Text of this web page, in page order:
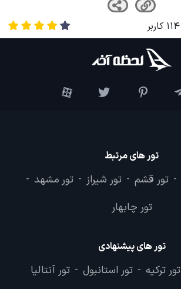
114 کاربر
تور های مرتبط
- تور قشم - تور شیراز - تور مشهد -
تور چابهار
تور های پیشنهادی
تور ترکیه - تور استانبول - تور آنتالیا